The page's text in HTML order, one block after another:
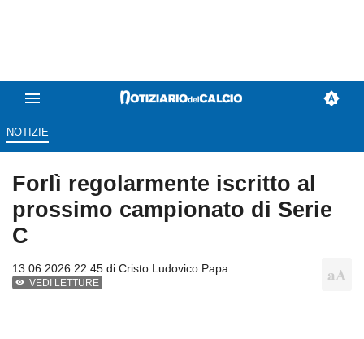
NOTIZIE
Forlì regolarmente iscritto al
prossimo campionato di Serie
C
13.06.2026 22:45 di Cristo Ludovico Papa
VEDI LETTURE